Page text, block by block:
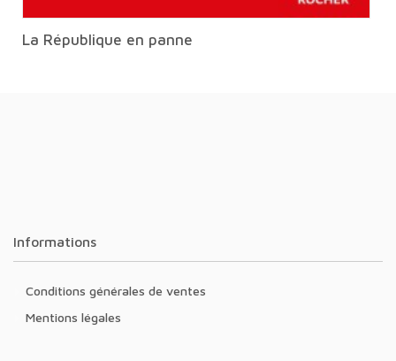
La République en panne
Informations
Conditions générales de ventes
Mentions légales